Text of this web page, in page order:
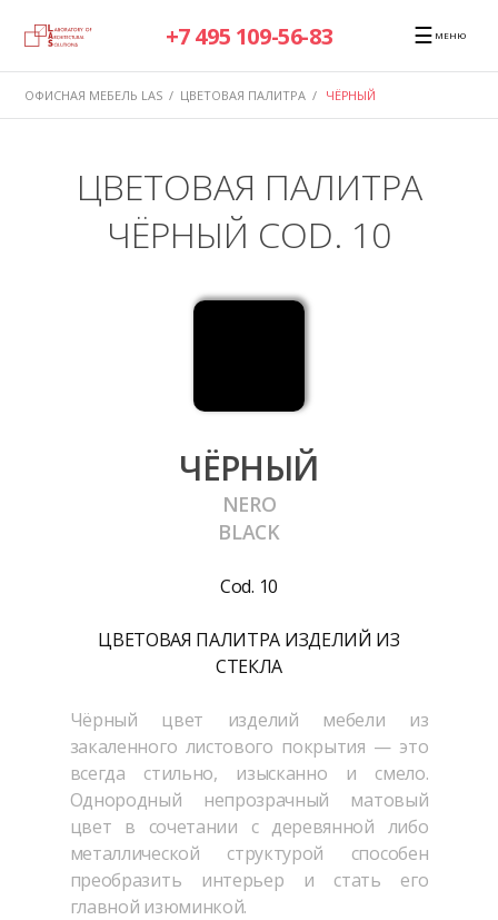
+7 495 109-56-83 ☰ МЕНЮ
ОФИСНАЯ МЕБЕЛЬ LAS / ЦВЕТОВАЯ ПАЛИТРА / ЧЁРНЫЙ
ЦВЕТОВАЯ ПАЛИТРА
ЧЁРНЫЙ COD. 10
ЧЁРНЫЙ
NERO
BLACK
Cod. 10
ЦВЕТОВАЯ ПАЛИТРА ИЗДЕЛИЙ ИЗ
СТЕКЛА
Чёрный цвет изделий мебели из
закаленного листового покрытия — это
всегда стильно, изысканно и смело.
Однородный непрозрачный матовый
цвет в сочетании с деревянной либо
металлической структурой способен
преобразить интерьер и стать его
главной изюминкой.